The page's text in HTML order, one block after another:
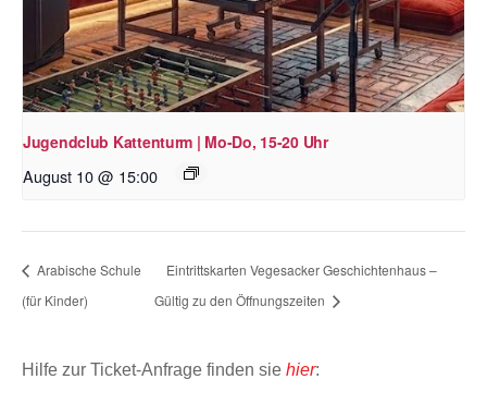
Jugendclub Kattenturm | Mo-Do, 15-20 Uhr
August 10 @ 15:00
Arabische Schule
(für Kinder)
Eintrittskarten Vegesacker Geschichtenhaus –
Gültig zu den Öffnungszeiten
Hilfe zur Ticket-Anfrage finden sie hier: